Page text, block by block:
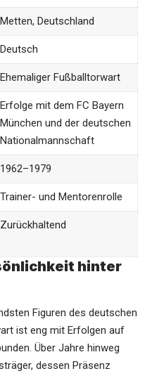
Metten, Deutschland
Deutsch
Ehemaliger Fußballtorwart
Erfolge mit dem FC Bayern
München und der deutschen
Nationalmannschaft
1962–1979
Trainer- und Mentorenrolle
Zurückhaltend
hinter
Figuren des deutschen
ist eng mit Erfolgen auf
Über Jahre hinweg
dessen Präsenz